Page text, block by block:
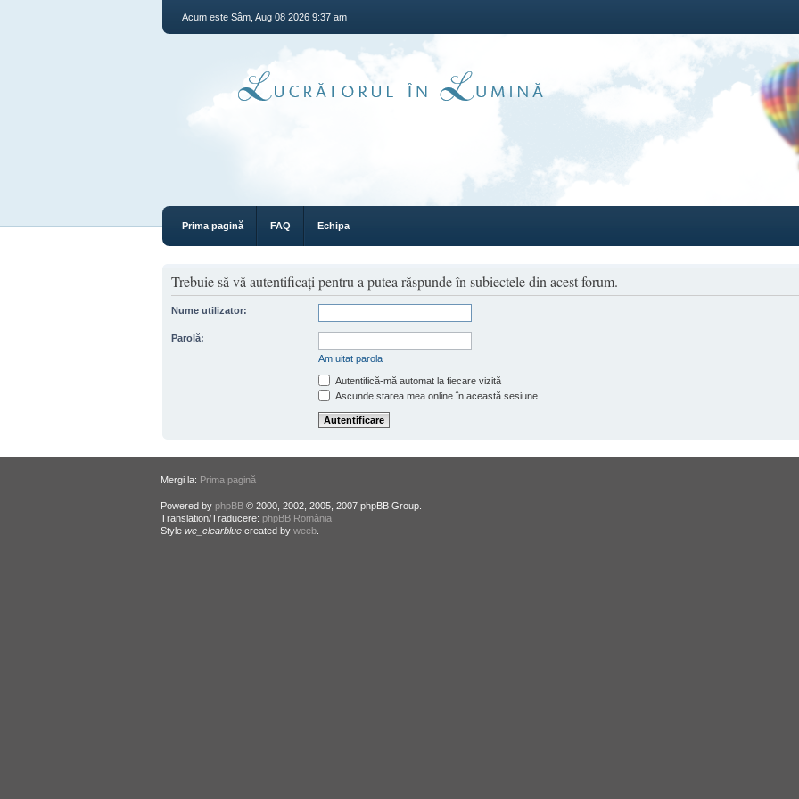
Acum este Sâm, Aug 08 2026 9:37 am
Prima pagină FAQ Echipa
Trebuie să vă autentificaţi pentru a putea răspunde în subiectele din acest forum.
Nume utilizator:
Parolă:
Am uitat parola
Autentifică-mă automat la fiecare vizită
Ascunde starea mea online în această sesiune
Mergi la: Prima pagină
Powered by phpBB© 2000, 2002, 2005, 2007 phpBB Group.
Translation/Traducere: phpBB România
Style we_clearbluecreated by weeb.